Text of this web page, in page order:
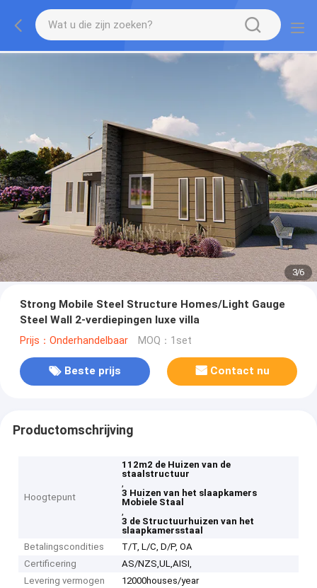
3/6
Strong Mobile Steel Structure Homes/Light Gauge
Steel Wall 2-verdiepingen luxe villa
Prijs：Onderhandelbaar MOQ：1set
Beste prijs Contact nu
Productomschrijving
Hoogtepunt
112m2 de Huizen van de
staalstructuur
,
3 Huizen van het slaapkamers
Mobiele Staal
,
3 de Structuurhuizen van het
slaapkamersstaal
Betalingscondities
T/T, L/C, D/P, OA
Certificering
AS/NZS,UL,AISI,
Levering vermogen
12000houses/year